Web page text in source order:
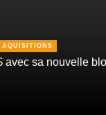
AQUISITIONS
avec sa nouvelle